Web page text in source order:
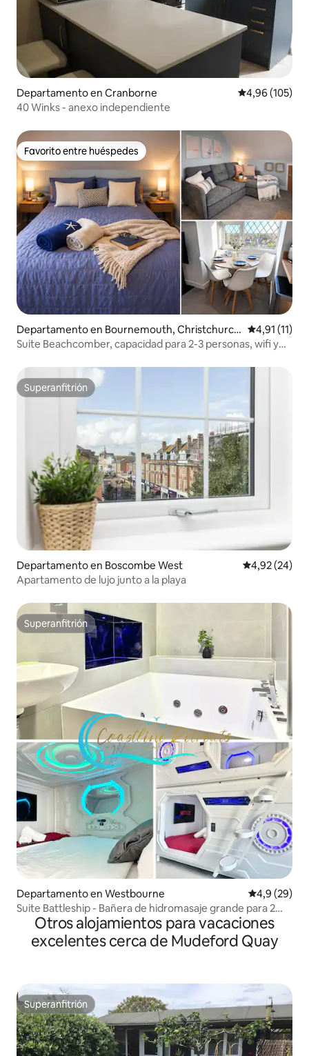
Departamento en Cranborne Calificación
4,96 (105)
40 Winks - anexo independiente
Favorito entre huéspedes
Favorito entre huéspedes
Departamento en Bournemouth, Christchurch
and Poole
Calificación
4,91 (11)
Suite Beachcomber, capacidad para 2-3 personas, wifi y
Superanfitrión
Superanfitrión
Departamento en Boscombe West Calificación
4,92 (24)
Apartamento de lujo junto a la playa
Superanfitrión
Superanfitrión
Departamento en Westbourne Calificación
4,9 (29)
Suite Battleship - Bañera de hidromasaje grande para 2
personas / aire acondicionado
Otros alojamientos para vacaciones
excelentes cerca de Mudeford Quay
Superanfitrión
Superanfitrión